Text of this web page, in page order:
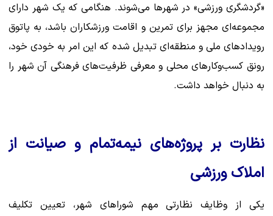
«گردشگری ورزشی» در شهرها می‌شوند. هنگامی که یک شهر دارای
مجموعه‌ای مجهز برای تمرین و اقامت ورزشکاران باشد، به پاتوق
رویدادهای ملی و منطقه‌ای تبدیل شده که این امر به خودی خود،
رونق کسب‌وکارهای محلی و معرفی ظرفیت‌های فرهنگی آن شهر را
به دنبال خواهد داشت.
نظارت بر پروژه‌های نیمه‌تمام و صیانت از
املاک ورزشی
یکی از وظایف نظارتی مهم شوراهای شهر، تعیین تکلیف